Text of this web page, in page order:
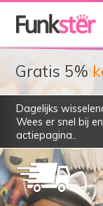
Gratis 5%
Dagelijks
Wees er snel bij
actiepagina..